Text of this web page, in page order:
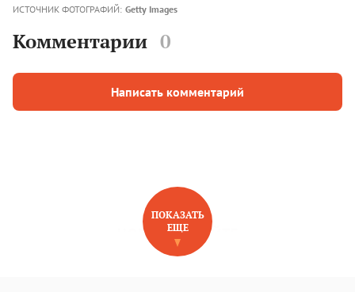
ИСТОЧНИК ФОТОГРАФИЙ: Getty Images
Комментарии 0
Написать комментарий
НОВОЕ НА САЙТЕ
ПОКАЗАТЬ
ЕЩЕ